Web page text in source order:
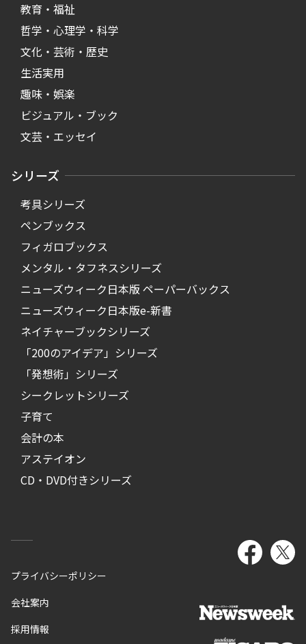
教育・福祉
哲学・心理学・科学
文化・芸術・歴史
生活実用
趣味・娯楽
ビジュアル・ブック
文芸・エッセイ
シリーズ
考具シリーズ
ペンブックス
フィガロブックス
メンタル・タフネスシリーズ
ニューズウィーク日本版 ペーパーバックス
ニューズウィーク日本版e-新書
ネイチャーブックシリーズ
「200のアイデア」シリーズ
「発想術」シリーズ
シークレットシリーズ
子育て
会計の本
アステイオン
CD・DVD付きシリーズ
プライバシーポリシー
会社案内
採用情報